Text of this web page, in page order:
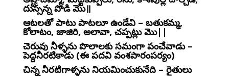
దుస్సన్న పొడి మొ॥
ఆటలతో పాటు పాటలూ ఉండేవి – బతుకమ్మ,
కోలాటం, జాజిరి, అలావా, చప్పట్లు మొ||
చెరువు నీళ్ళను పొలాలకు సమంగా పంచేవాడు –
పెద్దనీరటికాడు (ఈ పదవి వంశపారంపర్యం)
చిన్న నీరటిగాళ్ళను నియమించుకునేది – రైతులు